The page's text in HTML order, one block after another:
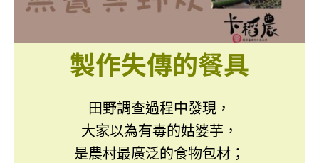
製作失傳的餐具
田野調查過程中發現，
大家以為有毒的姑婆芋，
是農村最廣泛的食物包材；